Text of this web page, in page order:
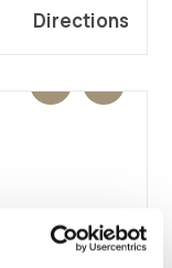
Directions
Directions